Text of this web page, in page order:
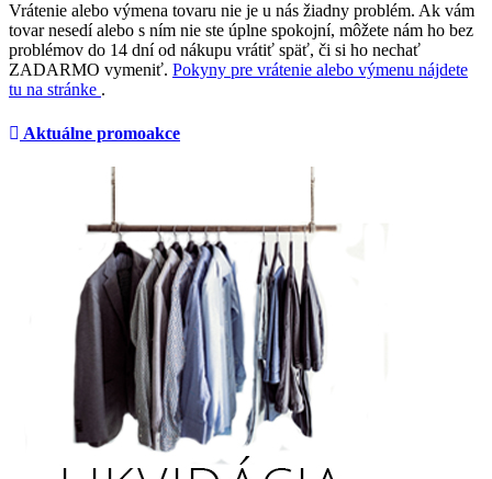
Vrátenie alebo výmena tovaru nie je u nás žiadny problém. Ak vám
tovar nesedí alebo s ním nie ste úplne spokojní, môžete nám ho bez
problémov do 14 dní od nákupu vrátiť späť, či si ho nechať
ZADARMO vymeniť. Pokyny pre vrátenie alebo výmenu nájdete
tu na stránke .
Aktuálne promoakce